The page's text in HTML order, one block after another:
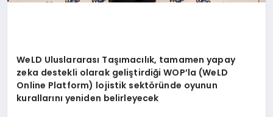
WeLD Uluslararası Taşımacılık, tamamen yapay
zeka destekli olarak geliştirdiğiWOP’la (WeLD
Online Platform) lojistik sektöründe oyunun
kurallarını yeniden belirleyecek